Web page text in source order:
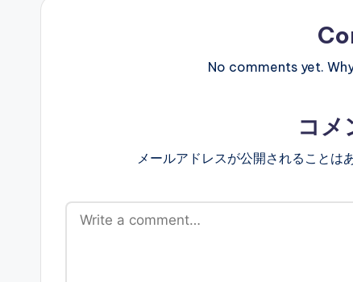
No comments yet.
コメ
メールアドレスが公開されることは